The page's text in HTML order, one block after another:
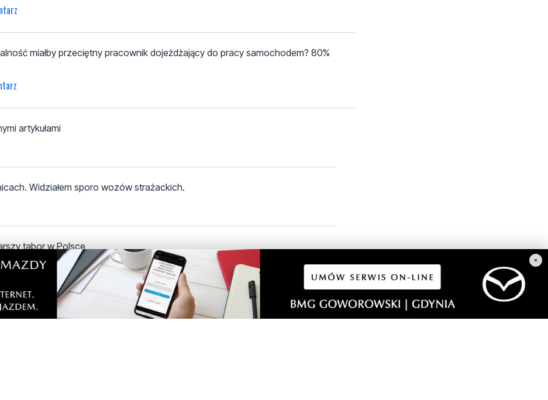
miałby przeciętny pracownik dojeżdżający do pracy samochodem? 80%
artykułami
Widziałem sporo wozów strażackich.
tabor w Polsce
jeden z pociągów SKM między Gdańskiem a Wejherowem ulega awarii,
i tak że konieczne jest odcholowanie .
×